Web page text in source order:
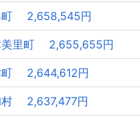
2,658,545円
里町 2,655,655円
2,644,612円
2,637,477円